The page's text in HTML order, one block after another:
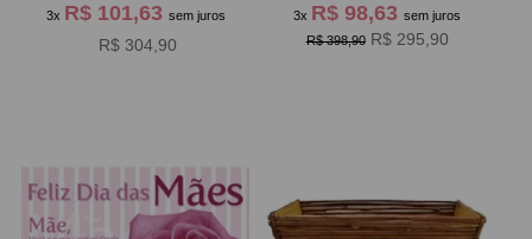
3x R$ 101,63 sem juros
R$ 304,90
3x R$ 98,63sem juros
R$ 398,90 R$ 295,90